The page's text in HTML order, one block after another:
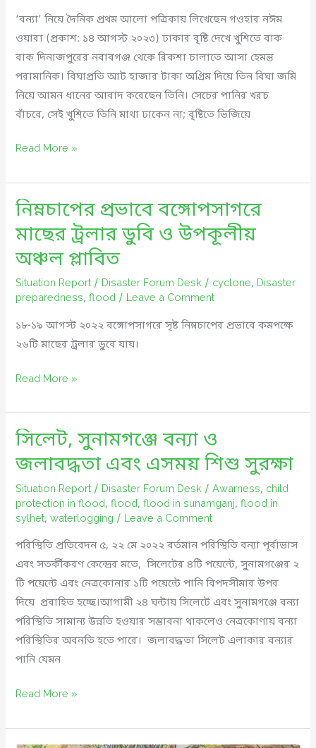
‘বন্যা’ নিয়ে দৈনিক প্রথম আলো পত্রিকায় লিখেছেন গওহার নঈম
ওয়ারা (প্রকাশ: ১৪ আগস্ট ২০২৩) ঢাকার বৃষ্টি দেখে খুশিতে বাক
বাক দিনাজপুরের নবাবগঞ্জ থেকে রিকশা চালাতে আসা হেমন্ত
পরামানিক। বিঘাপ্রতি আট হাজার টাকা অগ্রিম দিয়ে তিন বিঘা জমি
নিয়ে আমন ধানের আবাদ করেছেন তিনি। সেচের পানির খরচ
বাঁচবে, সেই খুশিতে তিনি মাথা ঢাকেন না; বৃষ্টিতে ভিজিয়ে
শ্রাবণের
ভাদ্রে
আরও
বিপদের
ইঙ্গিত
দিচ্ছে
Read More »
নিম্নচাপের প্রভাবে বঙ্গোপসাগরে
মাছের ট্রলার ডুবি ও উপকূলীয়
অঞ্চল প্লাবিত
Situation Report/ Disaster Forum Desk / cyclone, Disaster
preparedness,flood / Leave a Comment
১৮-১৯ আগস্ট ২০২২ বঙ্গোপসাগরে সৃষ্ট নিম্নচাপের প্রভাবে কমপক্ষে
২৬টি মাছের ট্রলার ডুবে যায়।
নিম্নচাপের
বঙ্গোপসাগরে
মাছের
ডুবি
ও
উপকূলীয়
প্লাবিত
Read More »
সিলেট, সুনামগঞ্জে বন্যা ও
জলাবদ্ধতা এবং এসময় শিশু সুরক্ষা
Situation Report/ Disaster Forum Desk /Awarness, child
protection in flood,flood,flood in sunamganj,flood in
sylhet,waterlogging / Leave a Comment
পরিস্থিতি প্রতিবেদন ৫, ২২ মে ২০২২ বর্তমান পরিস্থিতি বন্যা পূর্বাভাস
এবং সতর্কীকরণ কেন্দ্রের মতে, সিলেটের ৪টি পয়েন্টে, সুনামগঞ্জের ২
টি পয়েন্টে এবং নেত্রকোনার ১টি পয়েন্টে পানি বিপদসীমার উপর
দিয়ে প্রবাহিত হচ্ছে।আগামী ২৪ ঘন্টায় সিলেটে এবং সুনামগঞ্জে বন্যা
পরিস্থিতি সামান্য উন্নতি হওয়ার সম্ভাবনা থাকলেও নেত্রকোণায় বন্যা
পরিস্থিতির অবনতি হতে পারে। জলাবদ্ধতা সিলেট এলাকার বন্যার
পানি যেমন
সিলেট,
বন্যা
Read More »